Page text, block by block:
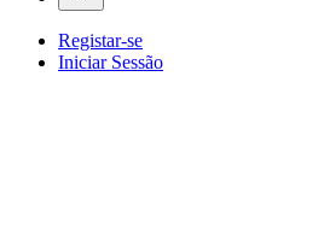
Registar-se
Iniciar Sessão